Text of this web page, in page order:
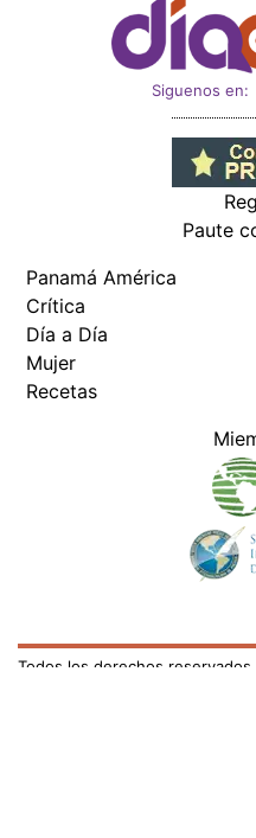
Siguenos en:
Paute
Panamá América
Crítica
Día a Día
Mujer
Recetas
Todos los derechos reservados